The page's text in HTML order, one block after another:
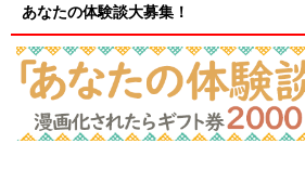
あなたの体験談大募集！